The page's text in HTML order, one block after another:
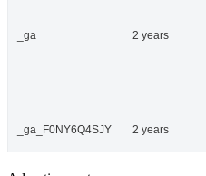
_ga 2 years
_ga_F0NY6Q4SJY 2 years